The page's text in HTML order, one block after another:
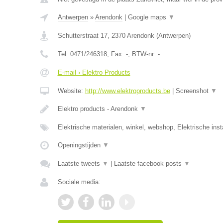
Antwerpen» Arendonk| Google maps ▼
Schutterstraat 17, 2370 Arendonk(Antwerpen)
Tel: 0471/246318, Fax: -, BTW-nr: -
E-mail › Elektro Products
Website: http://www.elektroproducts.be| Screenshot ▼
Elektro products - Arendonk ▼
Elektrische materialen, winkel, webshop, Elektrische
Openingstijden ▼
Laatste tweets ▼ Laatste facebook posts ▼
Sociale media: